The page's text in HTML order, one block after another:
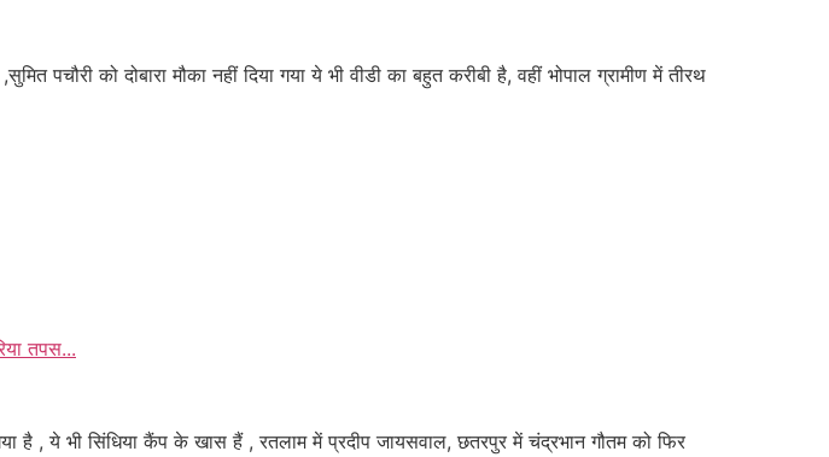
पचौरी को दोबारा मौका नहीं दिया गया ये भी वीडी का बहुत करीबी है, वहीं भोपाल ग्रामीण में तीरथ
तपस...
है , ये भी सिंधिया कैंप के खास हैं , रतलाम में प्रदीप जायसवाल, छतरपुर में चंद्रभान गौतम को फिर